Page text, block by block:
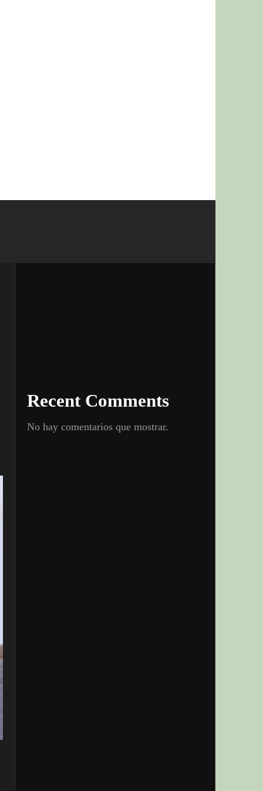
Recent Comments
No hay comentarios que mostrar.